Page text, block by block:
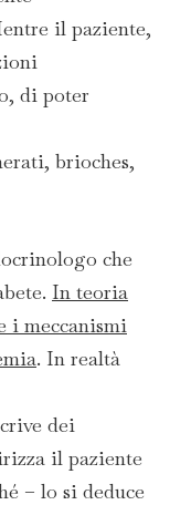
il paziente,
di poter
brioches,
che
In teoria
i meccanismi
. In realtà
dei
il paziente
– lo si deduce